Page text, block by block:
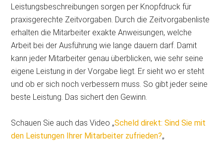
Leistungsbeschreibungen sorgen per Knopfdruck für
praxisgerechte Zeitvorgaben. Durch die Zeitvorgabenliste
erhalten die Mitarbeiter exakte Anweisungen, welche
Arbeit bei der Ausführung wie lange dauern darf. Damit
kann jeder Mitarbeiter genau überblicken, wie sehr seine
eigene Leistung in der Vorgabe liegt. Er sieht wo er steht
und ob er sich noch verbessern muss. So gibt jeder seine
beste Leistung. Das sichert den Gewinn.
Schauen Sie auch das Video „Scheld direkt: Sind Sie mit
den Leistungen Ihrer Mitarbeiter zufrieden?„